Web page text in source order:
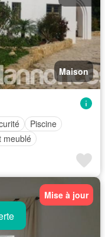
Maison
Piscine
meublé
Mise à jour